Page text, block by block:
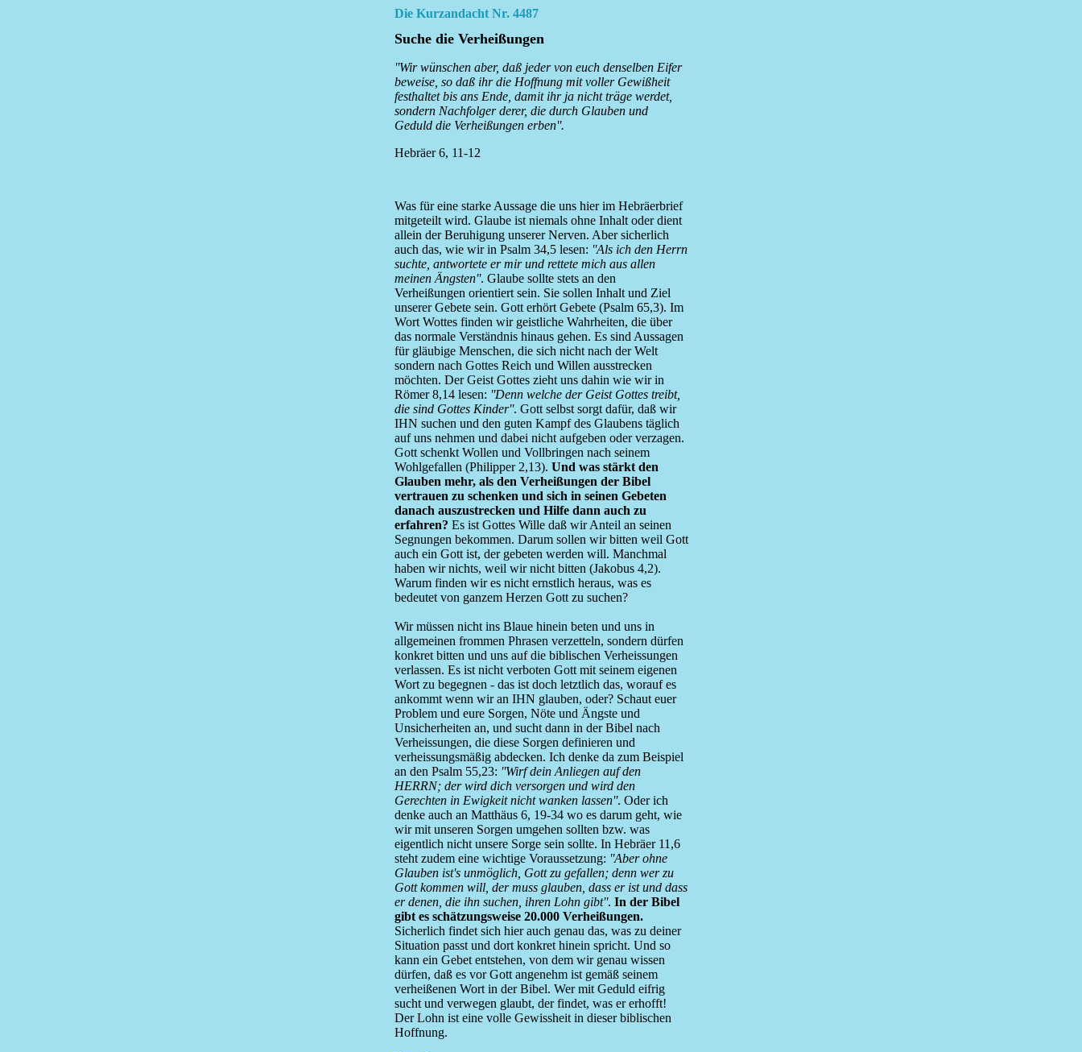
Die Kurzandacht Nr. 4487
Suche die Verheißungen
''Wir wünschen aber, daß jeder von euch denselben Eifer
beweise, so daß ihr die Hoffnung mit voller Gewißheit
festhaltet bis ans Ende, damit ihr ja nicht träge werdet,
sondern Nachfolger derer, die durch Glauben und
Geduld die Verheißungen erben''.
Hebräer 6, 11-12
Was für eine starke Aussage die uns hier im Hebräerbrief
mitgeteilt wird. Glaube ist niemals ohne Inhalt oder dient
allein der Beruhigung unserer Nerven. Aber sicherlich
auch das, wie wir in Psalm 34,5 lesen: ''Als ich den Herrn
suchte, antwortete er mir und rettete mich aus allen
meinen Ängsten''. Glaube sollte stets an den
Verheißungen orientiert sein. Sie sollen Inhalt und Ziel
unserer Gebete sein. Gott erhört Gebete (Psalm 65,3). Im
Wort Wottes finden wir geistliche Wahrheiten, die über
das normale Verständnis hinaus gehen. Es sind Aussagen
für gläubige Menschen, die sich nicht nach der Welt
sondern nach Gottes Reich und Willen ausstrecken
möchten. Der Geist Gottes zieht uns dahin wie wir in
Römer 8,14 lesen: ''Denn welche der Geist Gottes treibt,
die sind Gottes Kinder''. Gott selbst sorgt dafür, daß wir
IHN suchen und den guten Kampf des Glaubens täglich
auf uns nehmen und dabei nicht aufgeben oder verzagen.
Gott schenkt Wollen und Vollbringen nach seinem
Wohlgefallen (Philipper 2,13). Und was stärkt den
Glauben mehr, als den Verheißungen der Bibel
vertrauen zu schenken und sich in seinen Gebeten
danach auszustrecken und Hilfe dann auch zu
erfahren? Es ist Gottes Wille daß wir Anteil an seinen
Segnungen bekommen. Darum sollen wir bitten weil Gott
auch ein Gott ist, der gebeten werden will. Manchmal
haben wir nichts, weil wir nicht bitten (Jakobus 4,2).
Warum finden wir es nicht ernstlich heraus, was es
bedeutet von ganzem Herzen Gott zu suchen?
Wir müssen nicht ins Blaue hinein beten und uns in
allgemeinen frommen Phrasen verzetteln, sondern dürfen
konkret bitten und uns auf die biblischen Verheissungen
verlassen. Es ist nicht verboten Gott mit seinem eigenen
Wort zu begegnen - das ist doch letztlich das, worauf es
ankommt wenn wir an IHN glauben, oder? Schaut euer
Problem und eure Sorgen, Nöte und Ängste und
Unsicherheiten an, und sucht dann in der Bibel nach
Verheissungen, die diese Sorgen definieren und
verheissungsmäßig abdecken. Ich denke da zum Beispiel
an den Psalm 55,23: ''Wirf dein Anliegen auf den
HERRN; der wird dich versorgen und wird den
Gerechten in Ewigkeit nicht wanken lassen''. Oder ich
denke auch an Matthäus 6, 19-34 wo es darum geht, wie
wir mit unseren Sorgen umgehen sollten bzw. was
eigentlich nicht unsere Sorge sein sollte. In Hebräer 11,6
steht zudem eine wichtige Voraussetzung: ''Aber ohne
Glauben ist's unmöglich, Gott zu gefallen; denn wer zu
Gott kommen will, der muss glauben, dass er ist und dass
er denen, die ihn suchen, ihren Lohn gibt''. In der Bibel
gibt es schätzungsweise 20.000 Verheißungen.
Sicherlich findet sich hier auch genau das, was zu deiner
Situation passt und dort konkret hinein spricht. Und so
kann ein Gebet entstehen, von dem wir genau wissen
dürfen, daß es vor Gott angenehm ist gemäß seinem
verheißenen Wort in der Bibel. Wer mit Geduld eifrig
sucht und verwegen glaubt, der findet, was er erhofft!
Der Lohn ist eine volle Gewissheit in dieser biblischen
Hoffnung.